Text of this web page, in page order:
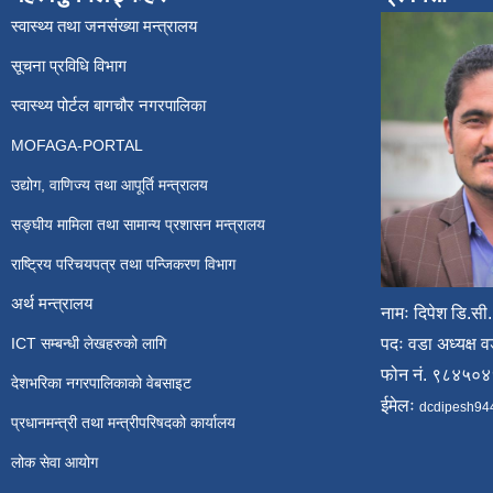
स्वास्थ्य तथा जनसंख्या मन्त्रालय
सूचना प्रविधि विभाग
स्वास्थ्य पोर्टल बागचौर नगरपालिका
MOFAGA-PORTAL
उद्योग, वाणिज्य तथा आपूर्ति मन्त्रालय
सङ्घीय मामिला तथा सामान्य प्रशासन मन्त्रालय
राष्ट्रिय परिचयपत्र तथा पन्जिकरण विभाग
अर्थ मन्त्रालय
ICT सम्बन्धी लेखहरुको लागि
देशभरिका नगरपालिकाको वेबसाइट
प्रधानमन्त्री तथा मन्त्रीपरिषदको कार्यालय
लोक सेवा आयोग
नामः दिपेश डि.सी.
पदः वडा अध्यक्ष
फोन नं.
ईमेलः